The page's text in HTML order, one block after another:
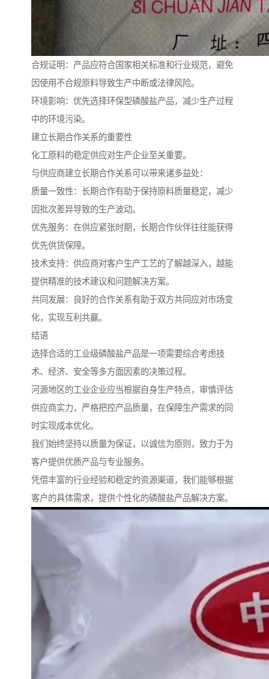
合规证明：产品应符合国家相关标准和行业规范，避免
因使用不合规原料导致生产中断或法律风险。
环境影响：优先选择环保型磷酸盐产品，减少生产过程
中的环境污染。
建立长期合作关系的重要性
化工原料的稳定供应对生产企业至关重要。
与供应商建立长期合作关系可以带来诸多益处：
质量一致性：长期合作有助于保持原料质量稳定，减少
因批次差异导致的生产波动。
优先服务：在供应紧张时期，长期合作伙伴往往能获得
优先供货保障。
技术支持：供应商对客户生产工艺的了解越深入，越能
提供精准的技术建议和问题解决方案。
共同发展：良好的合作关系有助于双方共同应对市场变
化，实现互利共赢。
结语
选择合适的工业级磷酸盐产品是一项需要综合考虑技
术、经济、安全等多方面因素的决策过程。
河源地区的工业企业应当根据自身生产特点，审慎评估
供应商实力，严格把控产品质量，在保障生产需求的同
时实现成本优化。
我们始终坚持以质量为保证，以诚信为原则，致力于为
客户提供优质产品与专业服务。
凭借丰富的行业经验和稳定的资源渠道，我们能够根据
客户的具体需求，提供个性化的磷酸盐产品解决方案。